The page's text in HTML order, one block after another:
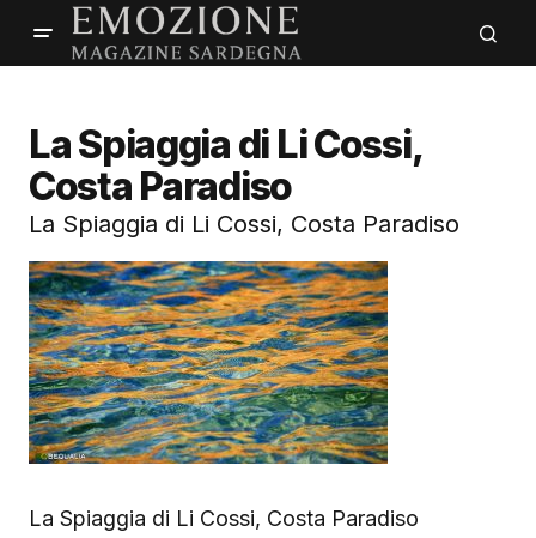
La Spiaggia di Li Cossi,
Costa Paradiso
La Spiaggia di Li Cossi, Costa Paradiso
La Spiaggia di Li Cossi, Costa Paradiso